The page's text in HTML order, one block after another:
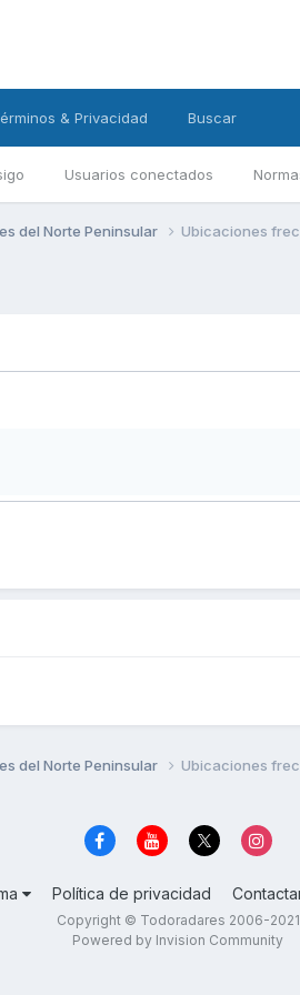
Usuarios conectados
& Privacidad Buscar
del Norte Peninsular Ubicaciones
del Norte Peninsular Ubicaciones
Política de privacidad
Copyright © Todoradares 2006-2021
Powered by Invision Community